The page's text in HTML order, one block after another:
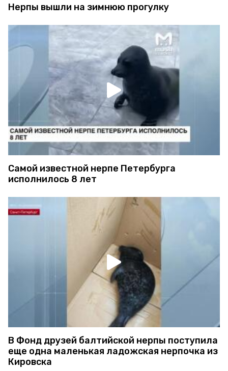
Нерпы вышли на зимнюю прогулку
Самой известной нерпе Петербурга
исполнилось 8 лет
В Фонд друзей балтийской нерпы поступила
еще одна маленькая ладожская нерпочка из
Кировска